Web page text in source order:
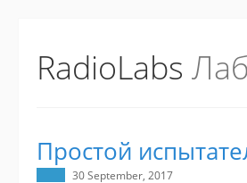
RadioLabs
Простой
30 September, 2017